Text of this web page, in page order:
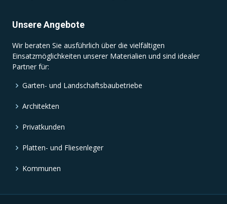
Unsere Angebote
Wir beraten Sie ausführlich über die vielfältigen
Einsatzmöglichkeiten unserer Materialien und sind idealer
Partner für:
Garten- und Landschaftsbaubetriebe
Architekten
Privatkunden
Platten- und Fliesenleger
Kommunen